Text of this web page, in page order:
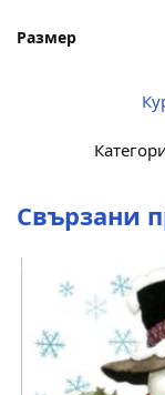
Размер
Свързани